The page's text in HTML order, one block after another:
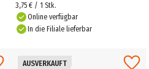
3,75 € / 1 Stk.
Online verfügbar
In die Filiale lieferbar
AUSVERKAUFT